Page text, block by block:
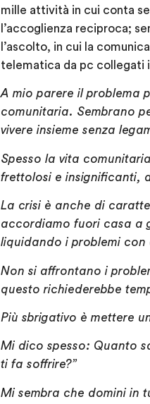
mille attività in cui conta
l’accoglienza reciproca;
l’ascolto, in cui la
telematica da pc collegati
A mio parere il problema
comunitaria. Sembrano
vivere insieme senza
Spesso la vita
frettolosi e insignificanti,
La crisi è anche di
accordiamo fuori casa a
liquidando i problemi
Non si affrontano i
questo richiederebbe
Più sbrigativo è mettere
Mi dico spesso: Quanto
ti fa soffrire?”
Mi sembra che domini